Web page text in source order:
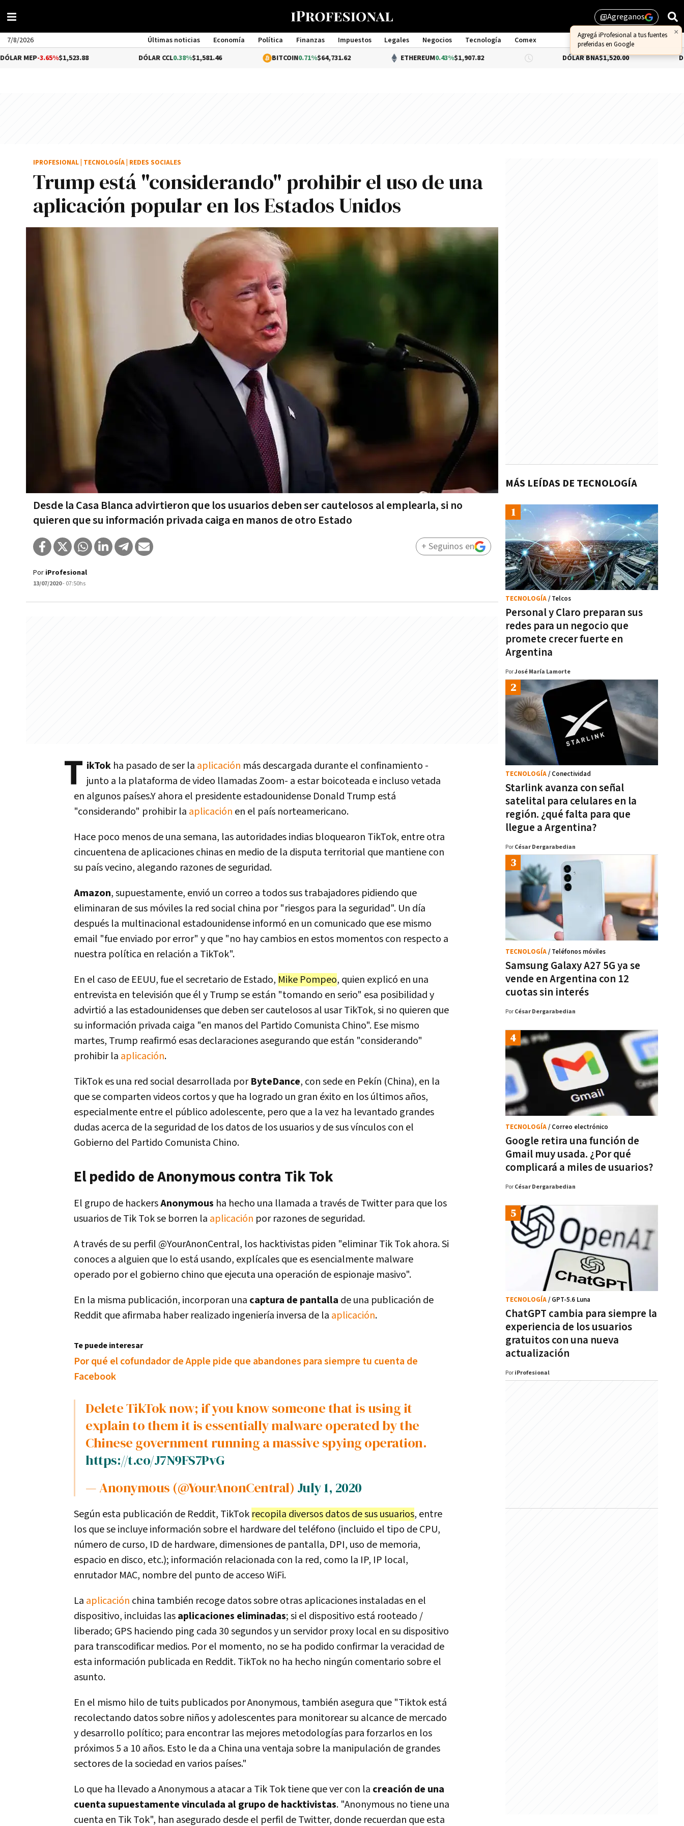
library_addAgreganos
×
Agregá iProfesional a tus fuentes
preferidas en Google
7/8/2026 Últimas noticias Economía Política Finanzas Impuestos Legales Negocios Tecnología
Comex
Management
-3.65%$1,523.88 0.38%$1,581.46 BITCOIN0.71%$64,731.62 ETHEREUM 0.43%$1,907.82 DÓLAR BNA$1,520.00 DÓLAR BLUE
Trump está "considerando" prohibir el uso de una
aplicación popular en los Estados Unidos
Desde la Casa Blanca advirtieron que los usuarios deben ser cautelosos al emplearla, si no
quieren que su información privada caiga en manos de otro Estado
IPROFESIONAL TECNOLOGÍA REDES SOCIALES
Por iProfesional
13/07/2020- 07:50hs
+ Seguinos en
T ikTok ha pasado de ser la aplicación más descargada durante el confinamiento -
junto a la plataforma de video llamadas Zoom- a estar boicoteada e incluso vetada
en algunos países.Y ahora el presidente estadounidense Donald Trump está
"considerando" prohibir la aplicación en el país norteamericano.
Hace poco menos de una semana, las autoridades indias bloquearon TikTok, entre otra
cincuentena de aplicaciones chinas en medio de la disputa territorial que mantiene con
su país vecino, alegando razones de seguridad.
Amazon, supuestamente, envió un correo a todos sus trabajadores pidiendo que
eliminaran de sus móviles la red social china por "riesgos para la seguridad". Un día
después la multinacional estadounidense informó en un comunicado que ese mismo
email "fue enviado por error" y que "no hay cambios en estos momentos con respecto a
nuestra política en relación a TikTok".
En el caso de EEUU, fue el secretario de Estado, Mike Pompeo, quien explicó en una
entrevista en televisión que él y Trump se están "tomando en serio" esa posibilidad y
advirtió a las estadounidenses que deben ser cautelosos al usar TikTok, si no quieren que
su información privada caiga "en manos del Partido Comunista Chino". Ese mismo
martes, Trump reafirmó esas declaraciones asegurando que están "considerando"
prohibir la aplicación.
TikTok es una red social desarrollada porByteDance, con sede en Pekín (China), en la
que se comparten videos cortos y que ha logrado un gran éxito en los últimos años,
especialmente entre el público adolescente, pero que a la vez ha levantado grandes
dudas acerca de la seguridad de los datos de los usuarios y de sus vínculos con el
Gobierno del Partido Comunista Chino.
El pedido de Anonymous contra Tik Tok
El grupo de hackersAnonymous ha hecho una llamada a través de Twitter para que los
usuarios de Tik Tok se borren la aplicación por razones de seguridad.
A través de su perfil @YourAnonCentral, los hacktivistas piden "eliminar Tik Tok ahora. Si
conoces a alguien que lo está usando, explícales que es esencialmente malware
operado por el gobierno chino que ejecuta una operación de espionaje masivo".
En la misma publicación, incorporan una captura de pantalla de una publicación de
Reddit que afirmaba haber realizado ingeniería inversa de la aplicación.
Te puede interesar
Por qué el cofundador de Apple pide que abandones para siempre tu cuenta de
Facebook
Delete TikTok now; if you know someone that is using it
explain to them it is essentially malware operated by the
Chinese government running a massive spying operation.
https://t.co/J7N9FS7PvG
— Anonymous (@YourAnonCentral) July 1, 2020
Según esta publicación de Reddit, TikTok recopila diversos datos de sus usuarios, entre
los que se incluye información sobre el hardware del teléfono (incluido el tipo de CPU,
número de curso, ID de hardware, dimensiones de pantalla, DPI, uso de memoria,
espacio en disco, etc.); información relacionada con la red, como la IP, IP local,
enrutador MAC, nombre del punto de acceso WiFi.
La aplicación china también recoge datos sobre otras aplicaciones instaladas en el
dispositivo, incluidas lasaplicaciones eliminadas; si el dispositivo está rooteado /
liberado; GPS haciendo ping cada 30 segundos y un servidor proxy local en su dispositivo
para transcodificar medios. Por el momento, no se ha podido confirmar la veracidad de
esta información publicada en Reddit. TikTok no ha hecho ningún comentario sobre el
asunto.
En el mismo hilo de tuits publicados por Anonymous, también asegura que "Tiktok está
recolectando datos sobre niños y adolescentes para monitorear su alcance de mercado
y desarrollo político; para encontrar las mejores metodologías para forzarlos en los
próximos 5 a 10 años. Esto le da a China una ventaja sobre la manipulación de grandes
sectores de la sociedad en varios países."
Lo que ha llevado a Anonymous a atacar a Tik Tok tiene que ver con la creación de una
cuenta supuestamente vinculada al grupo de hacktivistas. "Anonymous no tiene una
cuenta en Tik Tok", han asegurado desde el perfil de Twitter, donde recuerdan que esta
MÁS LEÍDAS DE TECNOLOGÍA
Personal y Claro preparan sus
redes para un negocio que
promete crecer fuerte en
Argentina
TECNOLOGÍA/ Telcos
PorJosé María Lamorte
Starlink avanza con señal
satelital para celulares en la
región. ¿qué falta para que
llegue a Argentina?
TECNOLOGÍA/ Conectividad
Por César Dergarabedian
Samsung Galaxy A27 5G ya se
vende en Argentina con 12
cuotas sin interés
TECNOLOGÍA/ Teléfonos móviles
Por César Dergarabedian
Google retira una función de
Gmail muy usada. ¿Por qué
complicará a miles de usuarios?
TECNOLOGÍA/ Correo electrónico
Por César Dergarabedian
ChatGPT cambia para siempre la
experiencia de los usuarios
gratuitos con una nueva
actualización
TECNOLOGÍA/ GPT-5.6 Luna
Por iProfesional